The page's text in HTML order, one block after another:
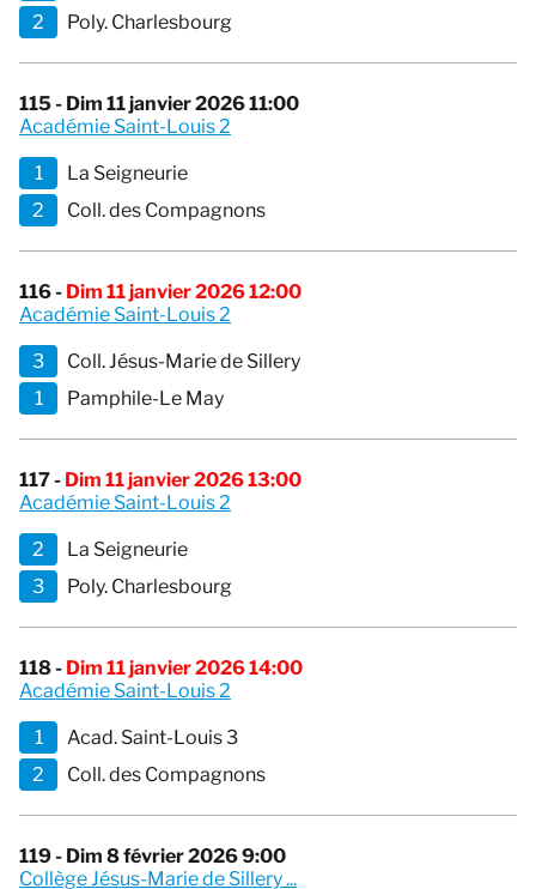
2 Poly. Charlesbourg
115 - Dim 11 janvier 2026 11:00
Académie Saint-Louis 2
1
La Seigneurie
2
Coll. des Compagnons
116 - Dim 11 janvier 2026 12:00
Académie Saint-Louis 2
3
Coll. Jésus-Marie de Sillery
1
Pamphile-Le May
117 - Dim 11 janvier 2026 13:00
Académie Saint-Louis 2
2
La Seigneurie
3
Poly. Charlesbourg
118 - Dim 11 janvier 2026 14:00
Académie Saint-Louis 2
1
Acad. Saint-Louis 3
2
Coll. des Compagnons
119 - Dim 8 février 2026 9:00
Collège Jésus-Marie de Sillery ...